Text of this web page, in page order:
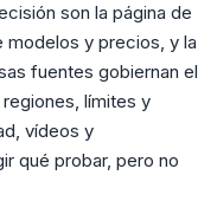
son la página de
modelos y precios, y la
fuentes gobiernan el
límites y
vídeos y
qué probar, pero no